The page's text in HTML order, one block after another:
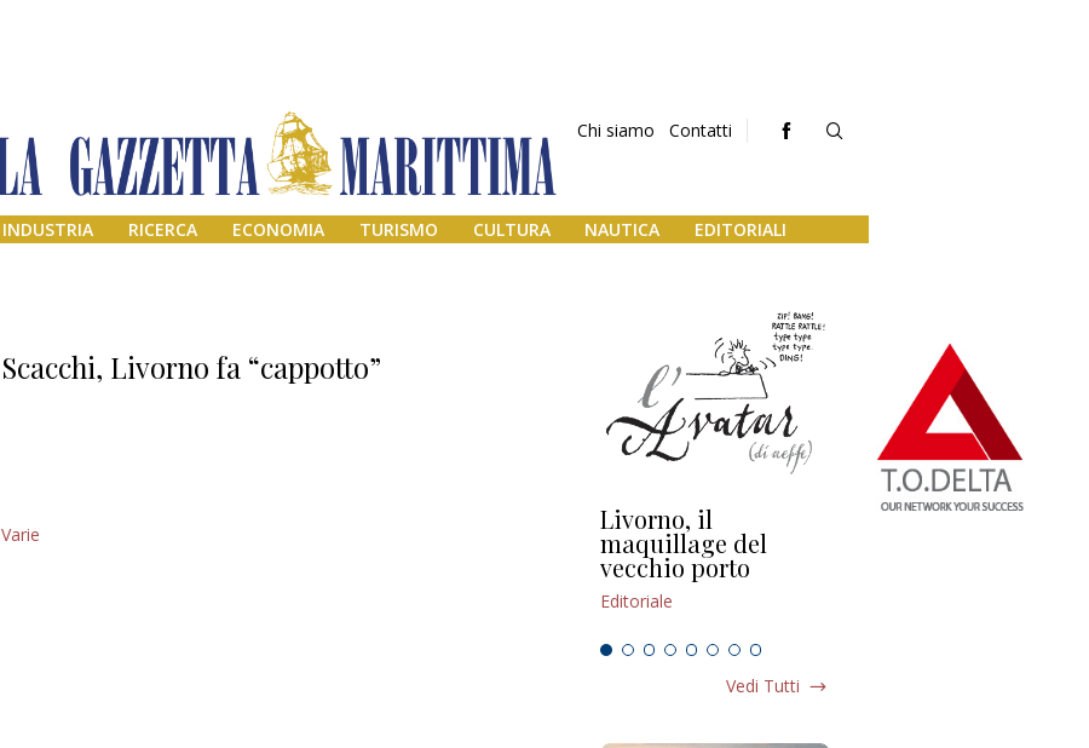
Chi siamo Contatti
INDUSTRIA RICERCA ECONOMIA TURISMO CULTURA NAUTICA EDITORIALI
Scacchi, Livorno fa “cappotto”
Varie Livorno, il
maquillage del
vecchio porto
Editoriale
L’uscita di scena di
Vedi Tutti